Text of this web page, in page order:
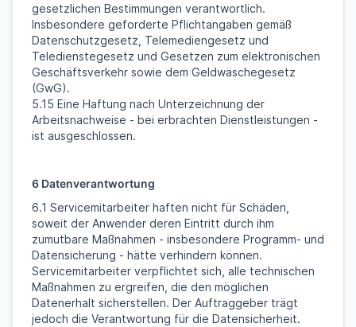
gesetzlichen Bestimmungen verantwortlich.
Insbesondere geforderte Pflichtangaben gemäß
Datenschutzgesetz, Telemediengesetz und
Teledienstegesetz und Gesetzen zum elektronischen
Geschäftsverkehr sowie dem Geldwäschegesetz
(GwG).
5.15 Eine Haftung nach Unterzeichnung der
Arbeitsnachweise - bei erbrachten Dienstleistungen -
ist ausgeschlossen.
6 Datenverantwortung
6.1 Servicemitarbeiter haften nicht für Schäden,
soweit der Anwender deren Eintritt durch ihm
zumutbare Maßnahmen - insbesondere Programm- und
Datensicherung - hätte verhindern können.
Servicemitarbeiter verpflichtet sich, alle technischen
Maßnahmen zu ergreifen, die den möglichen
Datenerhalt sicherstellen. Der Auftraggeber trägt
jedoch die Verantwortung für die Datensicherheit.